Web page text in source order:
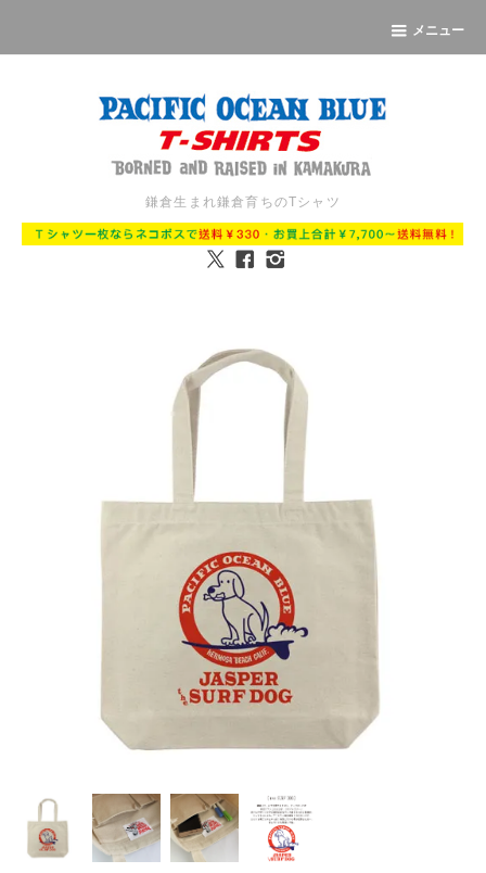
メニュー
鎌倉生まれ鎌倉育ちのTシャツ